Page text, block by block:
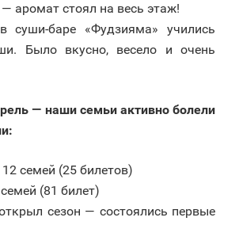
— аромат стоял на весь этаж!
суши-баре «Фудзияма» учились
Было вкусно, весело и очень
— наши семьи активно болели
семей (25 билетов)
(81 билет)
сезон — состоялись первые